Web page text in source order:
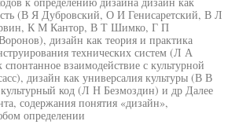
(В Я Дубровский, О И Генисаретский, В Л
К М Кантор, В Т Шимко, Г П
дизайн как теория и практика
технических систем (Л А
взаимодействие с культурной
дизайн как универсалия культуры (В В
код (Л Н Безмоздин) и др Далее
содержания понятия «дизайн»,
определении